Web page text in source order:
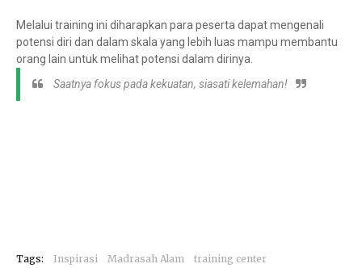
Melalui training ini diharapkan para peserta dapat mengenali
potensi diri dan dalam skala yang lebih luas mampu membantu
orang lain untuk melihat potensi dalam dirinya.
Saatnya fokus pada kekuatan, siasati kelemahan!
Tags: Inspirasi Madrasah Alam training center